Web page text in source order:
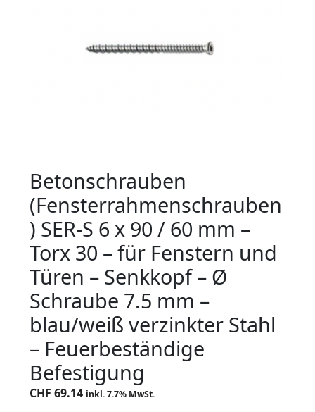
Betonschrauben
(Fensterrahmenschrauben
) SER-S 6 x 90 / 60 mm –
Torx 30 – für Fenstern und
Türen – Senkkopf – Ø
Schraube 7.5 mm –
blau/weiß verzinkter Stahl
– Feuerbeständige
Befestigung
CHF 69.14 inkl. 7.7% MwSt.